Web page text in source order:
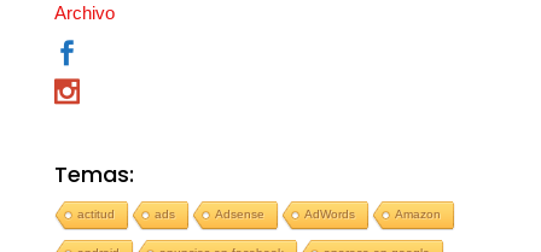
Archivo
Temas:
actitud ads Adsense AdWords Amazon